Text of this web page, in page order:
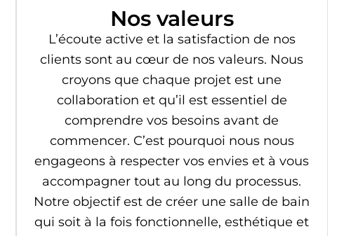
Nos valeurs
L’écoute active et la satisfaction de nos
clients sont au cœur de nos valeurs. Nous
croyons que chaque projet est une
collaboration et qu’il est essentiel de
comprendre vos besoins avant de
commencer. C’est pourquoi nous nous
engageons à respecter vos envies et à vous
accompagner tout au long du processus.
Notre objectif est de créer une salle de bain
qui soit à la fois fonctionnelle, esthétique et